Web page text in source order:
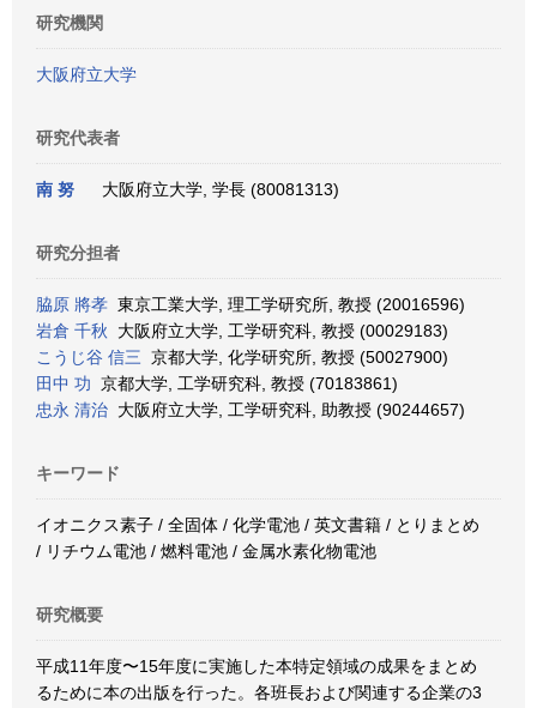
研究機関
大阪府立大学
研究代表者
南 努 大阪府立大学, 学長 (80081313)
研究分担者
脇原 將孝 東京工業大学, 理工学研究所, 教授 (20016596)
岩倉 千秋 大阪府立大学, 工学研究科, 教授 (00029183)
こうじ谷 信三 京都大学, 化学研究所, 教授 (50027900)
田中 功 京都大学, 工学研究科, 教授 (70183861)
忠永 清治 大阪府立大学, 工学研究科, 助教授 (90244657)
キーワード
イオニクス素子 / 全固体 / 化学電池 / 英文書籍 / とりまとめ
/ リチウム電池 / 燃料電池 / 金属水素化物電池
研究概要
平成11年度〜15年度に実施した本特定領域の成果をまとめ
るために本の出版を行った。各班長および関連する企業の3